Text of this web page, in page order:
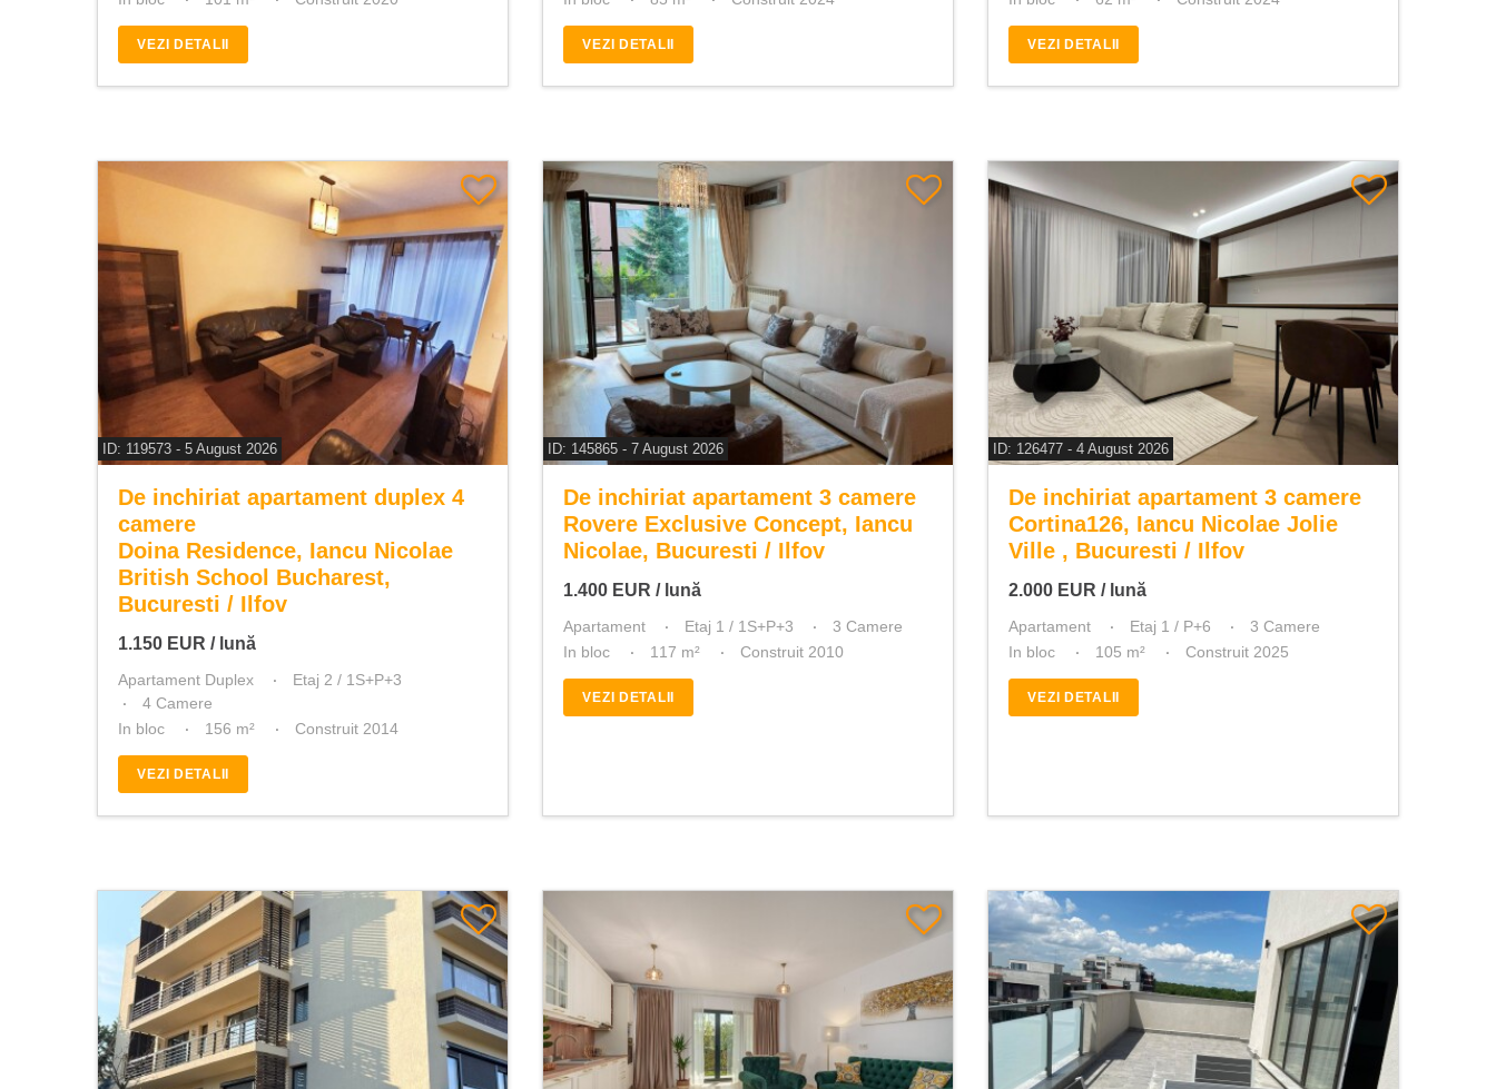
VEZI DETALII VEZI DETALII VEZI DETALII
ID: 119573 - 5 August 2026
De inchiriat apartament duplex 4
camere
Doina Residence, Iancu Nicolae
British School Bucharest,
Bucuresti / Ilfov
1.150 EUR / lună
Apartament Duplex
Etaj 2 / 1S+P+3
4 Camere
In bloc
156 m² Construit 2014
VEZI DETALII
ID: 145865 - 7 August 2026
De inchiriat apartament 3 camere
Rovere Exclusive Concept, Iancu
Nicolae, Bucuresti / Ilfov
1.400 EUR / lună
Apartament Etaj 1 / 1S+P+3
3 Camere
In bloc
117 m² Construit 2010
VEZI DETALII
ID: 126477 - 4 August 2026
De inchiriat apartament 3 camere
Cortina126, Iancu Nicolae Jolie
Ville , Bucuresti / Ilfov
2.000 EUR / lună
Apartament Etaj 1 / P+6
3 Camere
In bloc
105 m² Construit 2025
VEZI DETALII